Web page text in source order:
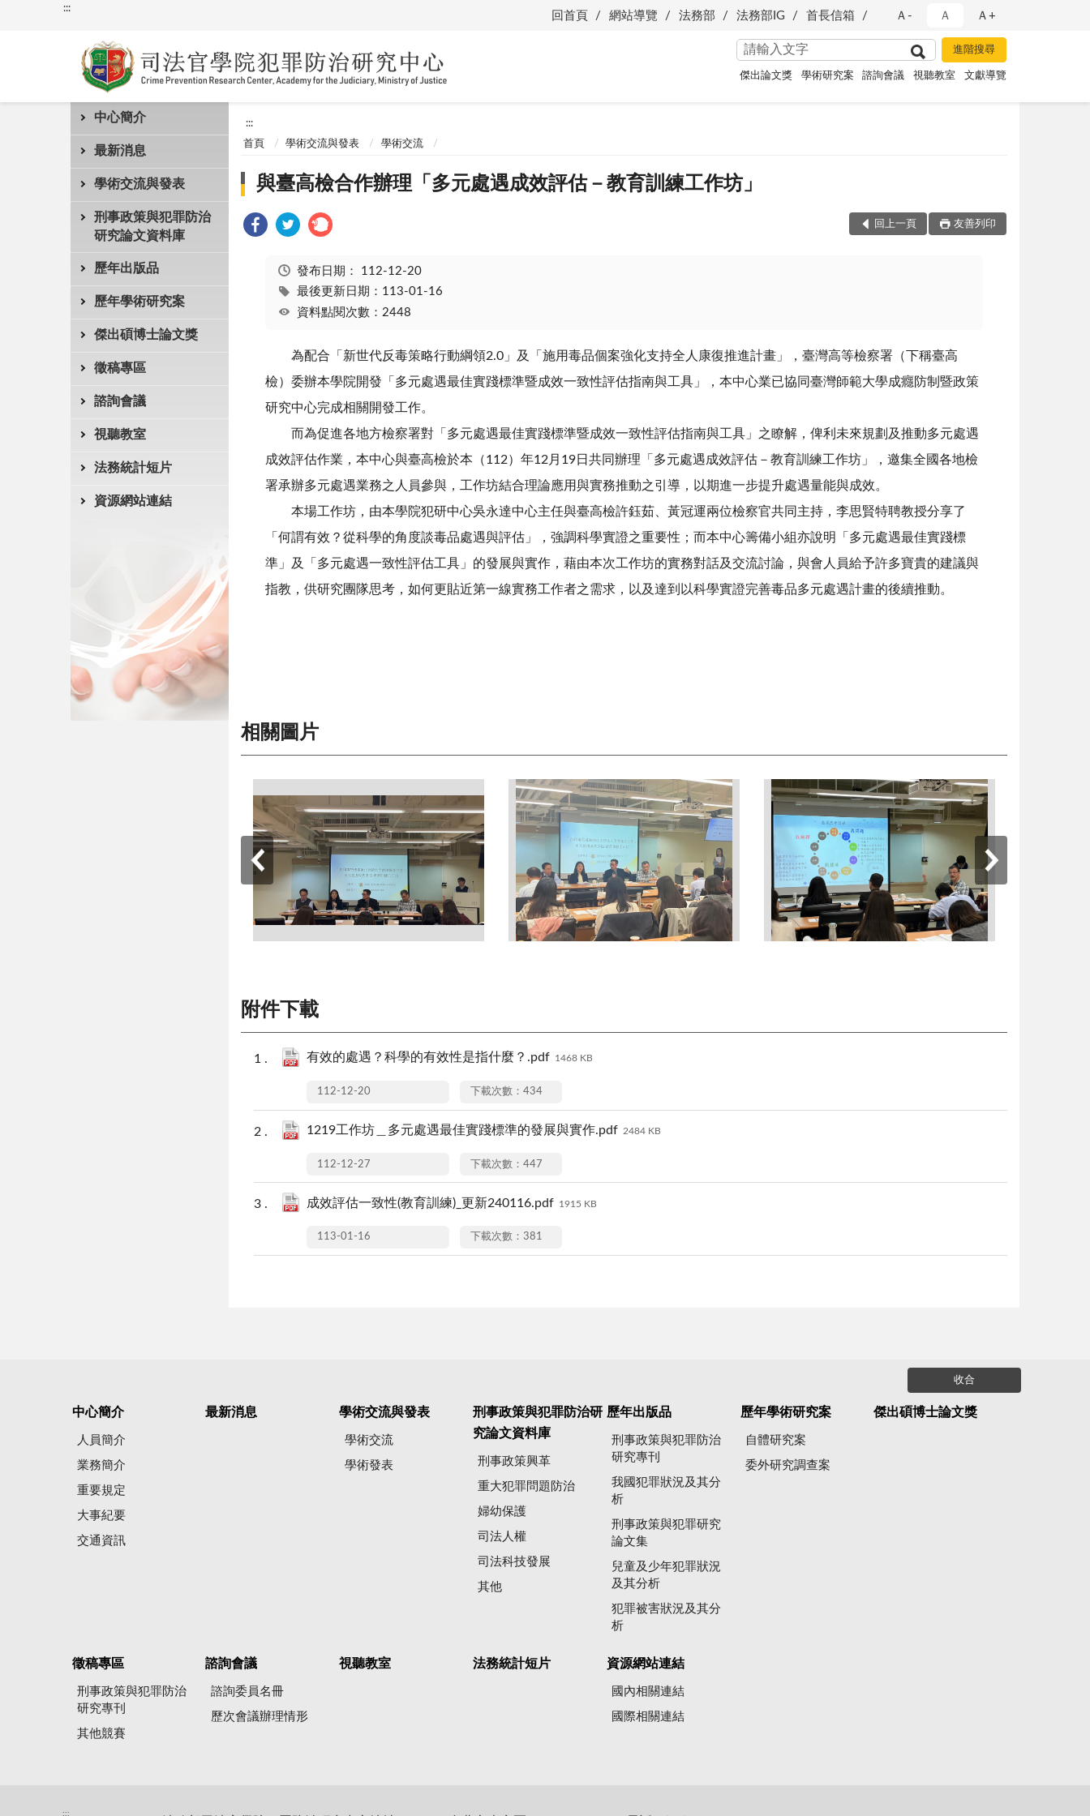
:::
回首頁 網站導覽 法務部 法務部IG 首長信箱 Ａ- Ａ Ａ+
傑出論文獎 學術研究案 諮詢會議 視聽教室 文獻導覽
中心簡介
最新消息
學術交流與發表
刑事政策與犯罪防治
研究論文資料庫
歷年出版品
歷年學術研究案
傑出碩博士論文獎
徵稿專區
諮詢會議
視聽教室
法務統計短片
資源網站連結
:::
首頁 學術交流與發表 學術交流
與臺高檢合作辦理「多元處遇成效評估－教育訓練工作坊」
回上一頁 友善列印
發布日期： 112-12-20
最後更新日期：113-01-16
資料點閱次數：2448
為配合「新世代反毒策略行動綱領2.0 」及「施用毒品個案強化支持全人康復推進計畫」，臺灣高等檢察署（下稱臺高
檢）委辦本學院開發「多元處遇最佳實踐標準暨成效一致性評估指南與工具」，本中心業已協同臺灣師範大學成癮防制暨政策
研究中心完成相關開發工作。
而為促進各地方檢察署對「多元處遇最佳實踐標準暨成效一致性評估指南與工具」之瞭解，俾利未來規劃及推動多元處遇
成效評估作業，本中心與臺高檢於本（112）年12月 19日共同辦理「多元處遇成效評估－教育訓練工作坊」，邀集全國各地檢
署承辦多元處遇業務之人員參與，工作坊結合理論應用與實務推動之引導，以期進一步提升處遇量能與成效。
本場工作坊，由本學院犯研中心吳永達中心主任與臺高檢許鈺茹、黃冠運兩位檢察官共同主持，李思賢特聘教授分享了
「何謂有效？從科學的角度談毒品處遇與評估」，強調科學實證之重要性；而本中心籌備小組亦說明「多元處遇最佳實踐標
準」及「多元處遇一致性評估工具」的發展與實作，藉由本次工作坊的實務對話及交流討論，與會人員給予許多寶貴的建議與
指教，供研究團隊思考，如何更貼近第一線實務工作者之需求，以及達到以科學實證完善毒品多元處遇計畫的後續推動。
相關圖片
附件下載
有效的處遇？科學的有效性是指什麼？.pdf 1468 KB
112-12-20 下載次數：434
1219工作坊＿多元處遇最佳實踐標準的發展與實作.pdf 2484 KB
112-12-27 下載次數：447
成效評估一致性(教育訓練)_更新240116.pdf 1915 KB
113-01-16 下載次數：381
收合
中心簡介
人員簡介
業務簡介
重要規定
大事紀要
交通資訊
最新消息 學術交流與發表
學術交流
學術發表
刑事政策與犯罪防治研
究論文資料庫
刑事政策興革
重大犯罪問題防治
婦幼保護
司法人權
司法科技發展
其他
歷年出版品
刑事政策與犯罪防治
研究專刊
我國犯罪狀況及其分
析
刑事政策與犯罪研究
論文集
兒童及少年犯罪狀況
及其分析
犯罪被害狀況及其分
析
歷年學術研究案
自體研究案
委外研究調查案
傑出碩博士論文獎
徵稿專區
刑事政策與犯罪防治
研究專刊
其他競賽
諮詢會議
諮詢委員名冊
歷次會議辦理情形
視聽教室 法務統計短片 資源網站連結
國內相關連結
國際相關連結
:::